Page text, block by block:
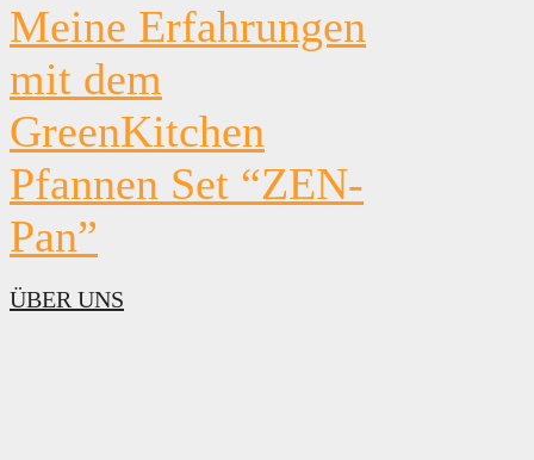
Meine Erfahrungen
mit dem
GreenKitchen
Pfannen Set “ZEN-
Pan”
ÜBER UNS